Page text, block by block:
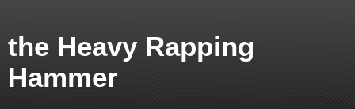
the Heavy Rapping
Hammer